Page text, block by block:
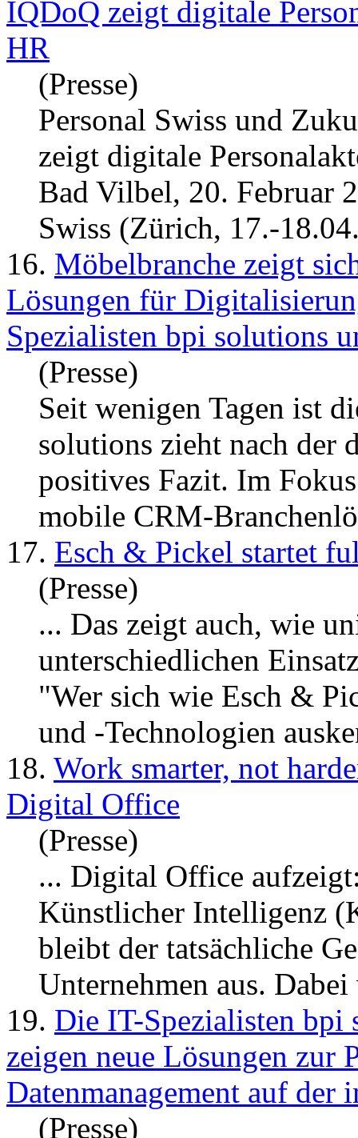
IQDoQ zeigt digitale
HR
(Presse)
Personal Swiss und
zeigt digitale
Bad Vilbel, 20. Februar
Swiss (Zürich, 17.-
16. Möbelbranche zeigt
Lösungen für
Spezialisten bpi solutions
(Presse)
Seit wenigen Tagen ist
solutions zieht nach der
positives Fazit. Im
mobile CRM-
17. Esch & Pickel startet
(Presse)
... Das zeigt auch, wie
unterschiedlichen
"Wer sich wie Esch &
und -Technologien
18. Work smarter, not
Digital Office
(Presse)
... Digital Office aufzeigt
Künstlicher Intelligenz
bleibt der tatsächliche
Unternehmen aus.
19. Die IT-Spezialisten bpi
zeigen neue Lösungen zur
Datenmanagement auf der
(Presse)